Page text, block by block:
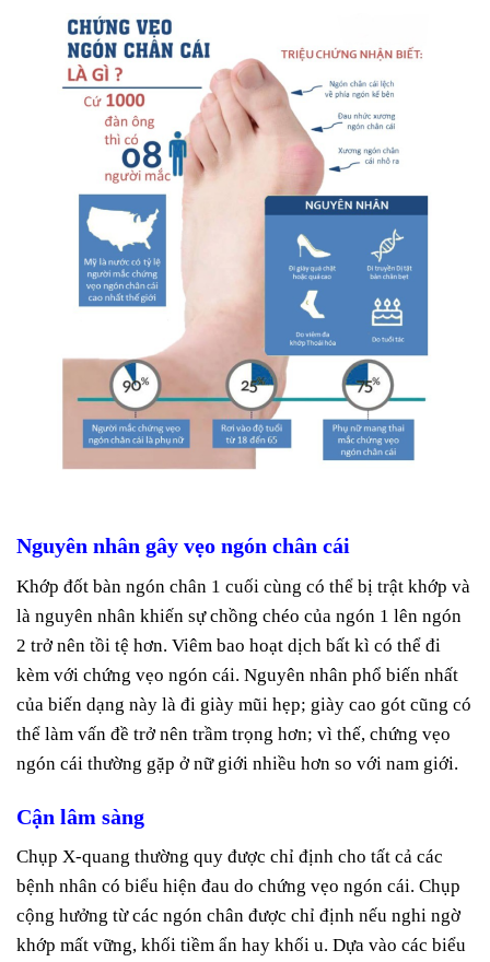
Nguyên nhân gây vẹo ngón chân cái
Khớp đốt bàn ngón chân 1 cuối cùng có thể bị trật khớp và
là nguyên nhân khiến sự chồng chéo của ngón 1 lên ngón
2 trở nên tồi tệ hơn. Viêm bao hoạt dịch bất kì có thể đi
kèm với chứng vẹo ngón cái. Nguyên nhân phổ biến nhất
của biến dạng này là đi giày mũi hẹp; giày cao gót cũng có
thể làm vấn đề trở nên trầm trọng hơn; vì thế, chứng vẹo
ngón cái thường gặp ở nữ giới nhiều hơn so với nam giới.
Cận lâm sàng
Chụp X-quang thường quy được chỉ định cho tất cả các
bệnh nhân có biểu hiện đau do chứng vẹo ngón cái. Chụp
cộng hưởng từ các ngón chân được chỉ định nếu nghi ngờ
khớp mất vững, khối tiềm ẩn hay khối u. Dựa vào các biểu